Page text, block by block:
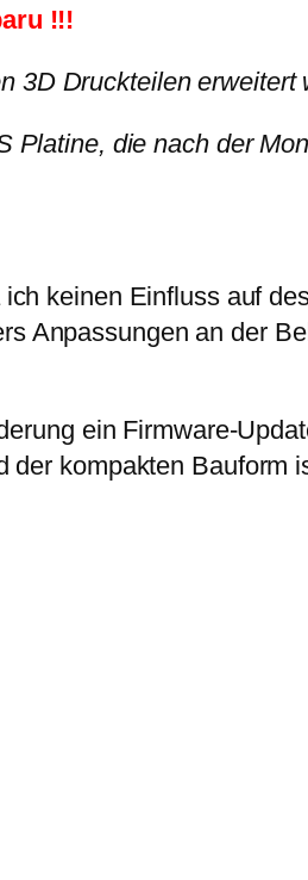
!!!
3D Druckteilen erweitert
Platine, die nach der
keinen Einfluss auf
Anpassungen an der
ein Firmware-
der kompakten Bauform